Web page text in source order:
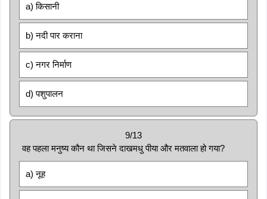
a) किसानी
b) नदी पार कराना
c) नगर निर्माण
d) पशुपालन
9/13
वह पहला मनुष्य कौन था जिसने दाखमधु पीया और मतवाला हो गया?
a) नूह